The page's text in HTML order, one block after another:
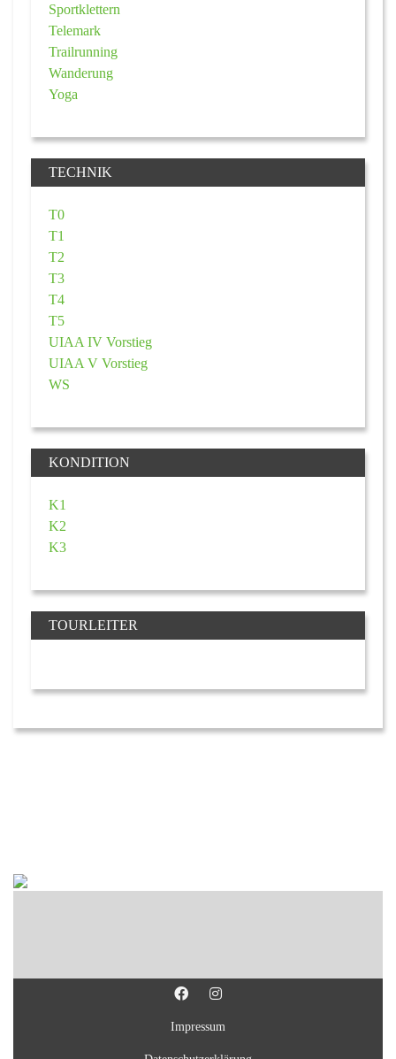
Sportklettern
Telemark
Trailrunning
Wanderung
Yoga
TECHNIK
T0
T1
T2
T3
T4
T5
UIAA IV Vorstieg
UIAA V Vorstieg
WS
KONDITION
K1
K2
K3
TOURLEITER
Impressum